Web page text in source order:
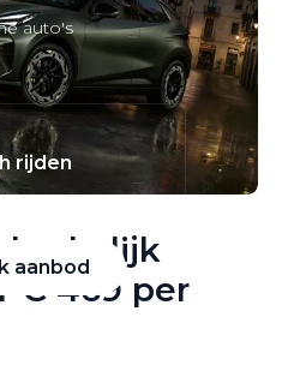
auto's
rijden
aanbod
zakelijk
€ 469 per